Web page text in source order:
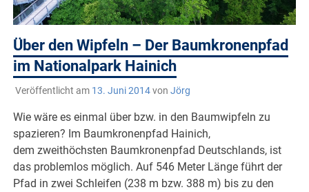
Über den Wipfeln – Der Baumkronenpfad
im Nationalpark Hainich
Veröffentlicht am 13. Juni 2014von Jörg
Wie wäre es einmal über bzw. in den Baumwipfeln zu
spazieren? Im Baumkronenpfad Hainich,
dem zweithöchsten Baumkronenpfad Deutschlands, ist
das problemlos möglich. Auf 546 Meter Länge führt der
Pfad in zwei Schleifen (238 m bzw. 388 m) bis zu den